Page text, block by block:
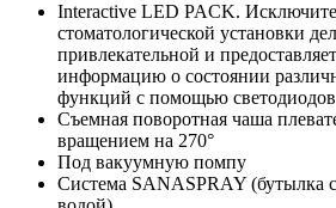
Interactive LED PACK.
стоматологической установки
привлекательной и
информацию о состоянии
функций с помощью светодиодов
Съемная поворотная чаша
вращением на 270°
Под вакуумную помпу
Система SANASPRAY (бутылка